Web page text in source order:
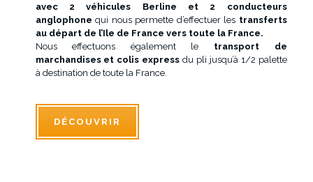
avec 2 véhicules Berline et 2 conducteurs
anglophonequi nous permette d’effectuer les transferts
au départ de l’Ile de France vers toute la France.
Nous effectuons également le transport de
marchandises et colis express du pli jusqu’à 1/2 palette
à destination de toute la France.
DÉCOUVRIR